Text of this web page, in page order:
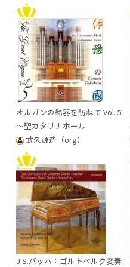
オルガンの銘器を訪ねて Vol. 5
～聖カタリナホール
武久源造（org）
J.S.バッハ：ゴルトベルク変奏